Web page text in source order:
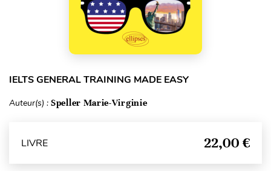
IELTS GENERAL TRAINING MADE EASY
Auteur(s) : Speller Marie-Virginie
LIVRE 22,00 €